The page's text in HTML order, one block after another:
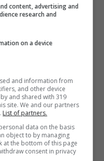
al
content, advertising and
research and
on a device
and information from
and other device
and shared with 319
site. We and our partners
List of partners.
data on the basis
object to by managing
at the bottom of this page
consent in privacy